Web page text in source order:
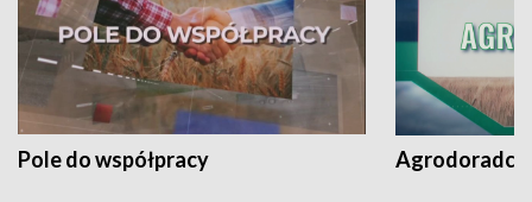
Pole do współpracy Agrodoradcy